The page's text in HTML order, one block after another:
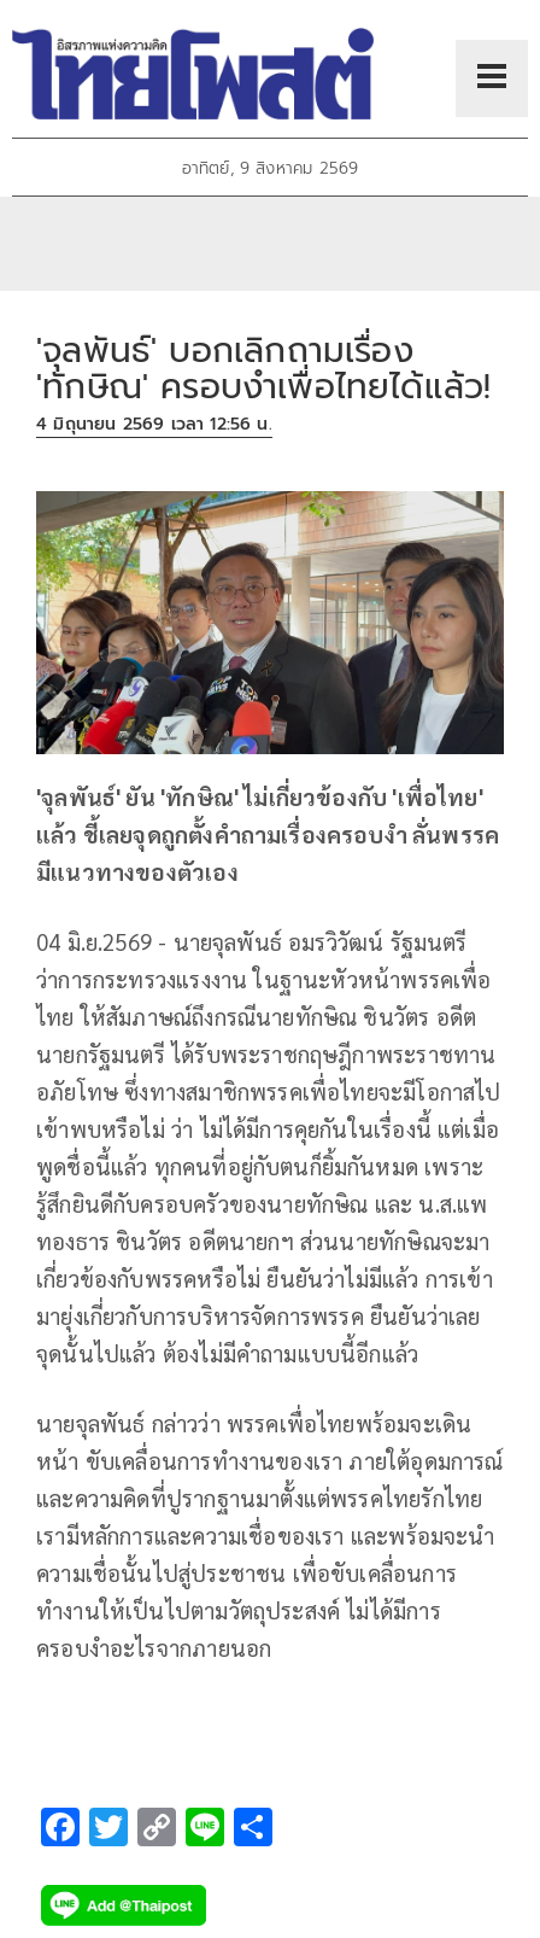
อาทิตย์, 9 สิงหาคม 2569
'จุลพันธ์' บอกเลิกถามเรื่อง
'ทักษิณ' ครอบงำเพื่อไทยได้แล้ว!
4 มิถุนายน 2569 เวลา 12:56 น.
'จุลพันธ์' ยัน 'ทักษิณ' ไม่เกี่ยวข้องกับ 'เพื่อไทย'
แล้ว ชี้เลยจุดถูกตั้งคำถามเรื่องครอบงำ ลั่นพรรค
มีแนวทางของตัวเอง
04 มิ.ย.2569 - นายจุลพันธ์ อมรวิวัฒน์ รัฐมนตรี
ว่าการกระทรวงแรงงาน ในฐานะหัวหน้าพรรคเพื่อ
ไทย ให้สัมภาษณ์ถึงกรณีนายทักษิณ ชินวัตร อดีต
นายกรัฐมนตรี ได้รับพระราชกฤษฎีกาพระราชทาน
อภัยโทษ ซึ่งทางสมาชิกพรรคเพื่อไทยจะมีโอกาสไป
เข้าพบหรือไม่ ว่า ไม่ได้มีการคุยกันในเรื่องนี้ แต่เมื่อ
พูดชื่อนี้แล้ว ทุกคนที่อยู่กับตนก็ยิ้มกันหมด เพราะ
รู้สึกยินดีกับครอบครัวของนายทักษิณ และ น.ส.แพ
ทองธาร ชินวัตร อดีตนายกฯ ส่วนนายทักษิณจะมา
เกี่ยวข้องกับพรรคหรือไม่ ยืนยันว่าไม่มีแล้ว การเข้า
มายุ่งเกี่ยวกับการบริหารจัดการพรรค ยืนยันว่าเลย
จุดนั้นไปแล้ว ต้องไม่มีคำถามแบบนี้อีกแล้ว
นายจุลพันธ์ กล่าวว่า พรรคเพื่อไทยพร้อมจะเดิน
หน้า ขับเคลื่อนการทำงานของเรา ภายใต้อุดมการณ์
และความคิดที่ปูรากฐานมาตั้งแต่พรรคไทยรักไทย
เรามีหลักการและความเชื่อของเรา และพร้อมจะนำ
ความเชื่อนั้นไปสู่ประชาชน เพื่อขับเคลื่อนการ
ทำงานให้เป็นไปตามวัตถุประสงค์ ไม่ได้มีการ
ครอบงำอะไรจากภายนอก
F
e
T
tt
C
p
Li